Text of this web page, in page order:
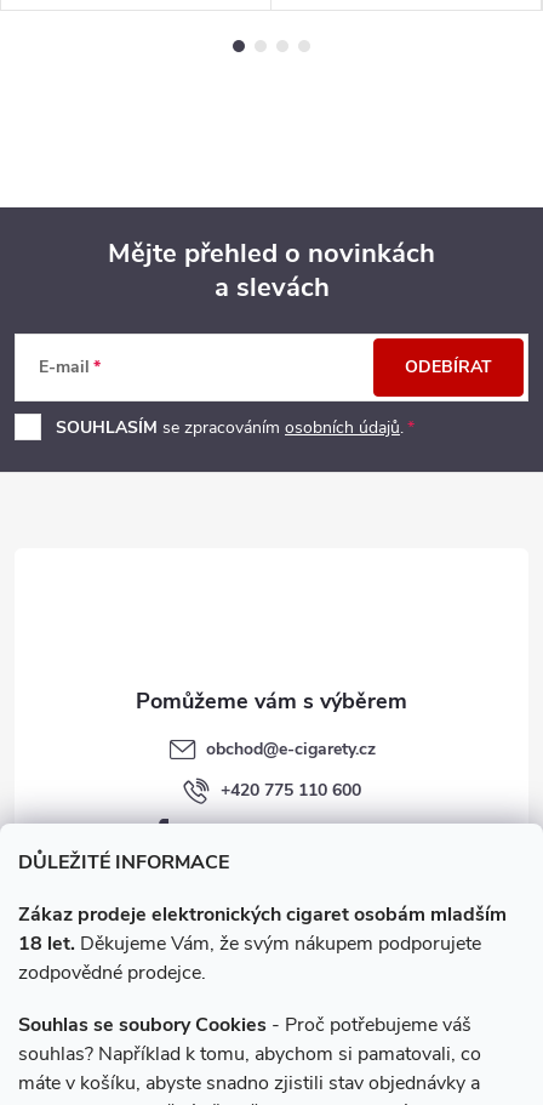
DŮLEŽITÉ INFORMACE
Zákaz prodeje elektronických cigaret osobám mladším
18 let. Děkujeme Vám, že svým nákupem podporujete
zodpovědné prodejce.
Souhlas se soubory Cookies - Proč potřebujeme váš
souhlas? Například k tomu, abychom si pamatovali, co
máte v košíku, abyste snadno zjistili stav objednávky a
p
a
Mějte přehled o novinkách
a slevách
E-mail
SOUHLASÍM se zpracováním osobních údajů.
ODEBÍRAT
obchod@e-cigarety.cz
+420 775 110 600
facebook.com/e-cigarety.cz